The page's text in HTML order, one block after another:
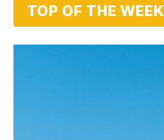
TOP OF THE WEEK